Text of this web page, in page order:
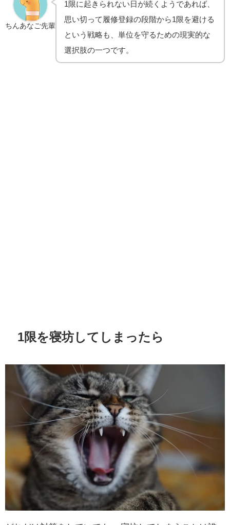
ちんあなご先輩
1限に起きられない日が続くようであれば、
思い切って履修登録の段階から1限を避ける
という戦略も、単位を守るための現実的な
選択肢の一つです。
1限を寝坊してしまったら